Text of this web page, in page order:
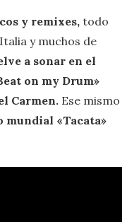
y remixes, todo
y muchos de
a sonar en el
on my Drum»
Carmen. Ese mismo
mundial «Tacata»